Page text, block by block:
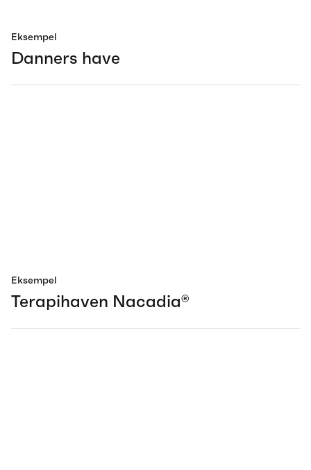
Eksempel
Danners have
Eksempel
Terapihaven Nacadia®